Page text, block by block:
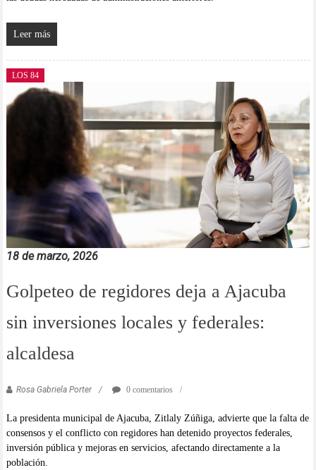
Leer más
LOS 84
18 de marzo, 2026
Golpeteo de regidores deja a Ajacuba
sin inversiones locales y federales:
alcaldesa
Rosa Gabriela Porter 0 comentarios
La presidenta municipal de Ajacuba, Zitlaly Zúñiga, advierte que la falta de
consensos y el conflicto con regidores han detenido proyectos federales,
inversión pública y mejoras en servicios, afectando directamente a la
población.